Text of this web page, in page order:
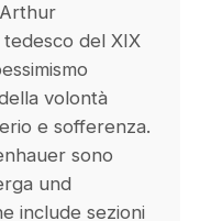
del XIX
volontà
e sofferenza.
sono
und
include sezioni